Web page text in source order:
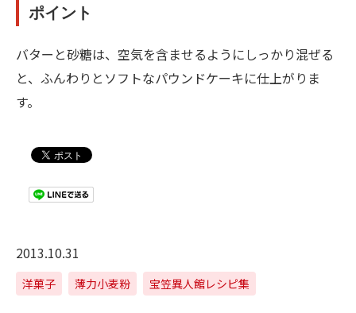
ポイント
バターと砂糖は、空気を含ませるようにしっかり混ぜる
と、ふんわりとソフトなパウンドケーキに仕上がりま
す。
2013.10.31
洋菓子 薄力小麦粉 宝笠異人館レシピ集